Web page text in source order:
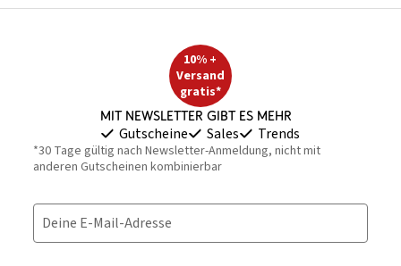
10% +
Versand
gratis*
Mit Newsletter gibt es mehr
Gutscheine Sales Trends
*30 Tage gültig nach Newsletter-Anmeldung, nicht mit
anderen Gutscheinen kombinierbar
Deine E-Mail-Adresse